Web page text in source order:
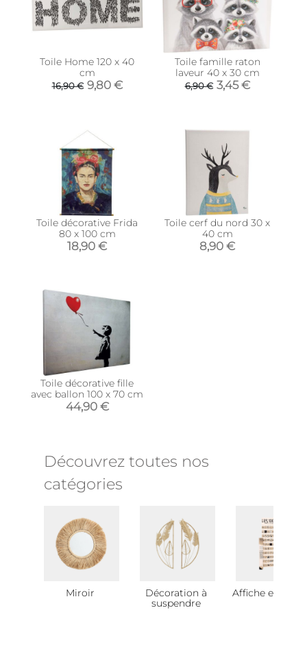
Toile Home 120 x 40
cm
16,90 € 9,80 €
Toile famille raton
laveur 40 x 30 cm
6,90 € 3,45 €
Toile décorative Frida
80 x 100 cm
18,90 €
Toile cerf du nord 30 x
40 cm
8,90 €
Toile décorative fille
avec ballon 100 x 70 cm
44,90 €
Découvrez toutes nos
catégories
Miroir
Décoration à
suspendre
Affiche et